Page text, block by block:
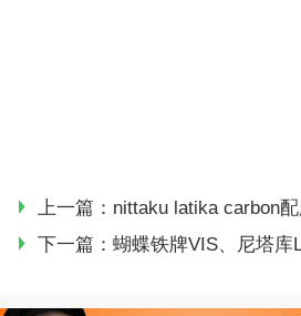
上一篇： nittaku latika carbon配胶狂飙天
下一篇： 蝴蝶铁牌VIS、尼塔库LATIKA